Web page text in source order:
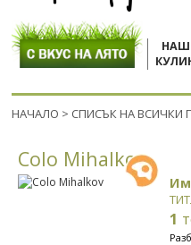
НАЧАЛО > СПИСЪК НА ВСИЧКИ
Colo Mihalkov
1